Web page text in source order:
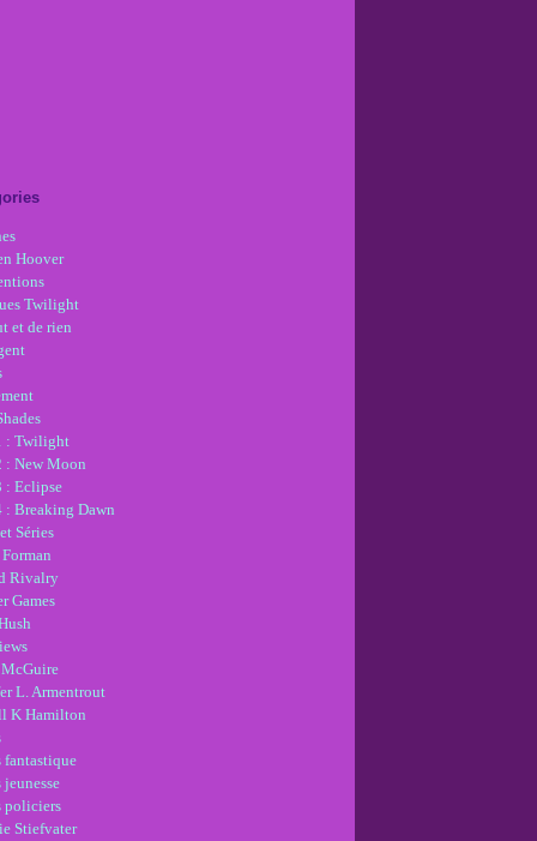
Hoover
Twilight
et de rien
: Twilight
: New Moon
: Eclipse
: Breaking Dawn
Séries
Rivalry
Games
McGuire
L. Armentrout
K Hamilton
fantastique
policiers
Stiefvater